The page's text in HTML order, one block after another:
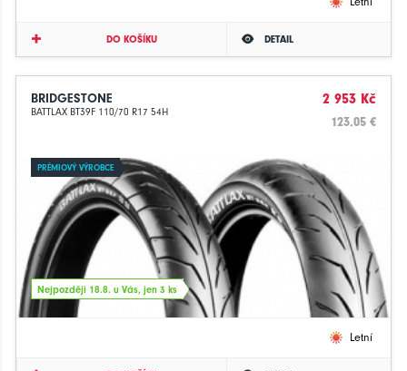
DO KOŠÍKU DETAIL
BRIDGESTONE
BATTLAX BT39F 110/70 R17 54H
2 953 Kč
123.05 €
PRÉMIOVÝ VÝROBCE
Nejpozději 18.8. u Vás, jen 3 ks
Letní